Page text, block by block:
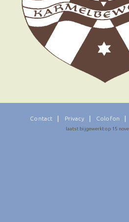
Contact Privacy Colofon
laatst bijgewerkt op 15